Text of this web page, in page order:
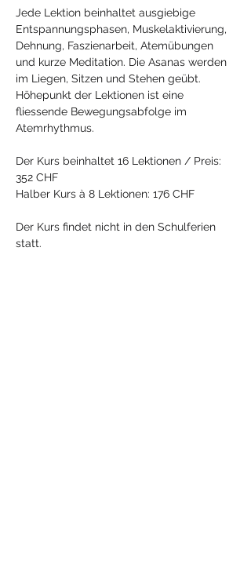
Jede Lektion beinhaltet ausgiebige
Entspannungsphasen, Muskelaktivierung,
Dehnung, Faszienarbeit, Atemübungen
und kurze Meditation. Die Asanas werden
im Liegen, Sitzen und Stehen geübt.
Höhepunkt der Lektionen ist eine
fliessende Bewegungsabfolge im
Atemrhythmus.
Der Kurs beinhaltet 16 Lektionen / Preis:
352 CHF
Halber Kurs à 8 Lektionen: 176 CHF
Der Kurs findet nicht in den Schulferien
statt.